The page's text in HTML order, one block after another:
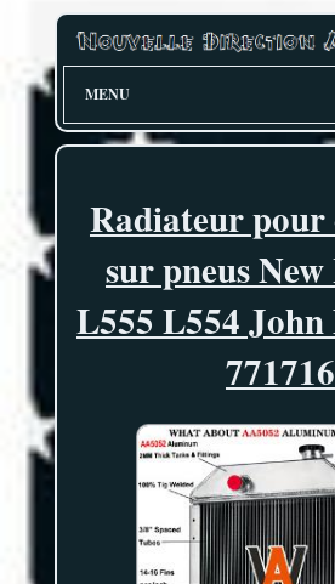
MENU
Radiateur
sur pneus
L555 L554 John
771716